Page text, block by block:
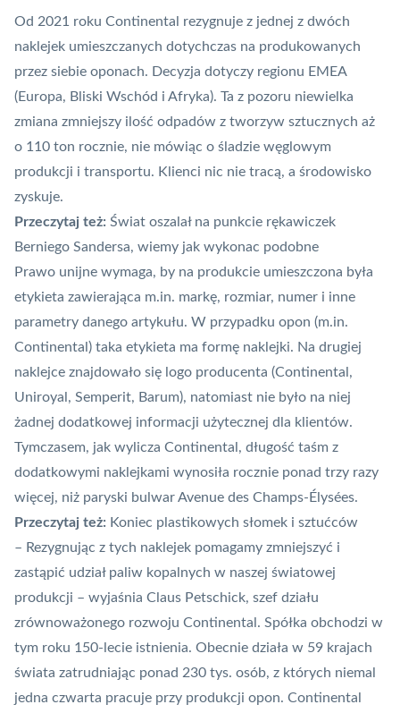
Od 2021 roku Continental rezygnuje z jednej z dwóch
naklejek umieszczanych dotychczas na produkowanych
przez siebie oponach. Decyzja dotyczy regionu EMEA
(Europa, Bliski Wschód i Afryka). Ta z pozoru niewielka
zmiana zmniejszy ilość odpadów z tworzyw sztucznych aż
o 110 ton rocznie, nie mówiąc o śladzie węglowym
produkcji i transportu. Klienci nic nie tracą, a środowisko
zyskuje.
Przeczytaj też: Świat oszalał na punkcie rękawiczek
Berniego Sandersa, wiemy jak wykonac podobne
Prawo unijne wymaga, by na produkcie umieszczona była
etykieta zawierająca m.in. markę, rozmiar, numer i inne
parametry danego artykułu. W przypadku opon (m.in.
Continental) taka etykieta ma formę naklejki. Na drugiej
naklejce znajdowało się logo producenta (Continental,
Uniroyal, Semperit, Barum), natomiast nie było na niej
żadnej dodatkowej informacji użytecznej dla klientów.
Tymczasem, jak wylicza Continental, długość taśm z
dodatkowymi naklejkami wynosiła rocznie ponad trzy razy
więcej, niż paryski bulwar Avenue des Champs-Élysées.
Przeczytaj też: Koniec plastikowych słomek i sztućców
– Rezygnując z tych naklejek pomagamy zmniejszyć i
zastąpić udział paliw kopalnych w naszej światowej
produkcji – wyjaśnia Claus Petschick, szef działu
zrównoważonego rozwoju Continental. Spółka obchodzi w
tym roku 150-lecie istnienia. Obecnie działa w 59 krajach
świata zatrudniając ponad 230 tys. osób, z których niemal
jedna czwarta pracuje przy produkcji opon. Continental